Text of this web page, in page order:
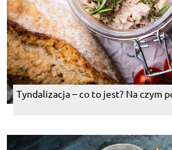
Tyndalizacja – co to jest? Na czym